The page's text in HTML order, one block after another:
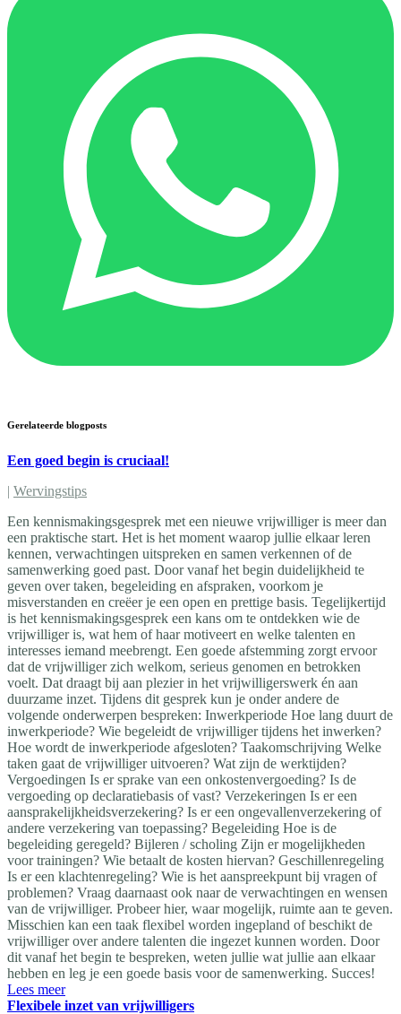
Gerelateerde blogposts
Een goed begin is cruciaal!
| Wervingstips
Een kennismakingsgesprek met een nieuwe vrijwilliger is meer dan
een praktische start. Het is het moment waarop jullie elkaar leren
kennen, verwachtingen uitspreken en samen verkennen of de
samenwerking goed past. Door vanaf het begin duidelijkheid te
geven over taken, begeleiding en afspraken, voorkom je
misverstanden en creëer je een open en prettige basis. Tegelijkertijd
is het kennismakingsgesprek een kans om te ontdekken wie de
vrijwilliger is, wat hem of haar motiveert en welke talenten en
interesses iemand meebrengt. Een goede afstemming zorgt ervoor
dat de vrijwilliger zich welkom, serieus genomen en betrokken
voelt. Dat draagt bij aan plezier in het vrijwilligerswerk én aan
duurzame inzet. Tijdens dit gesprek kun je onder andere de
volgende onderwerpen bespreken: Inwerkperiode Hoe lang duurt de
inwerkperiode? Wie begeleidt de vrijwilliger tijdens het inwerken?
Hoe wordt de inwerkperiode afgesloten? Taakomschrijving Welke
taken gaat de vrijwilliger uitvoeren? Wat zijn de werktijden?
Vergoedingen Is er sprake van een onkostenvergoeding? Is de
vergoeding op declaratiebasis of vast? Verzekeringen Is er een
aansprakelijkheidsverzekering? Is er een ongevallenverzekering of
andere verzekering van toepassing? Begeleiding Hoe is de
begeleiding geregeld? Bijleren / scholing Zijn er mogelijkheden
voor trainingen? Wie betaalt de kosten hiervan? Geschillenregeling
Is er een klachtenregeling? Wie is het aanspreekpunt bij vragen of
problemen? Vraag daarnaast ook naar de verwachtingen en wensen
van de vrijwilliger. Probeer hier, waar mogelijk, ruimte aan te geven.
Misschien kan een taak flexibel worden ingepland of beschikt de
vrijwilliger over andere talenten die ingezet kunnen worden. Door
dit vanaf het begin te bespreken, weten jullie wat jullie aan elkaar
hebben en leg je een goede basis voor de samenwerking. Succes!
Lees meer
Flexibele inzet van vrijwilligers